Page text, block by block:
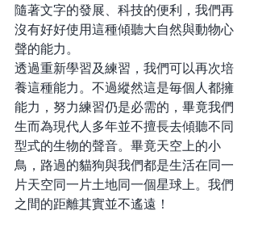
隨著文字的發展、科技的便利，我們再
沒有好好使用這種傾聽大自然與動物心
聲的能力。
透過重新學習及練習，我們可以再次培
養這種能力。不過縱然這是毎個人都擁
能力，努力練習仍是必需的，畢竟我們
生而為現代人多年並不擅長去傾聽不同
型式的生物的聲音。畢竟天空上的小
鳥，路過的貓狗與我們都是生活在同一
片天空同一片土地同一個星球上。我們
之間的距離其實並不遙遠！